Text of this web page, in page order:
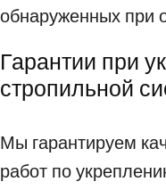
обнаруженных при
Гарантии при
стропильной
Мы гарантируем
работ по